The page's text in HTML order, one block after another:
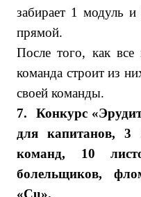
забирает 1 модуль
прямой.
После того, как все
команда строит из
своей команды.
7.
Конкурс
для капитанов, 3
команд, 10
болельщиков,
«Cu».